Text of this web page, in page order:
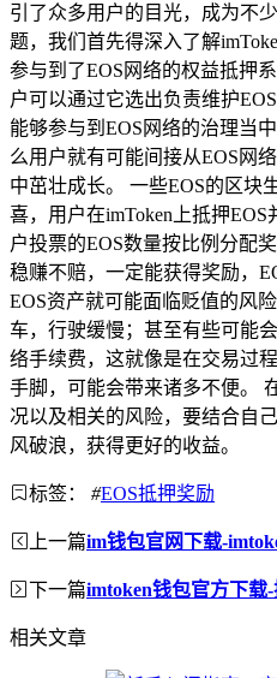
引了众多用户的目光，成为不
题，我们首先得深入了解
参与到了EOS网络的权益抵押
户可以通过它选出负责维护
能够参与到EOS网络的治理当
么用户就有可能间接从EOS网
中茁壮成长。 一些EOS的区块
喜，用户在imToken上抵押
户投票的EOS数量按比例分配
稳赚不赔，一定能获得奖励，
EOS资产就可能面临贬值的风
车，行驶缓慢；甚至有些可能
络手续费，这就像是在交易过
手脚，可能会带来诸多不便。
况以及相关的风险，要结合自
风破浪，获得更好的收益。
标签： #EOS抵押奖励
上一篇im钱包官网下载-
下一篇imtoken钱包官方下载
相关文章